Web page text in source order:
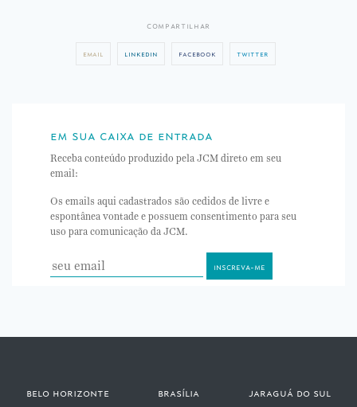
compartilhar
email linkedin facebook twitter
em sua caixa de entrada
Receba conteúdo produzido pela JCM direto em seu
email:
Os emails aqui cadastrados são cedidos de livre e
espontânea vontade e possuem consentimento para seu
uso para comunicação da JCM.
belo horizonte brasília jaraguá do sul